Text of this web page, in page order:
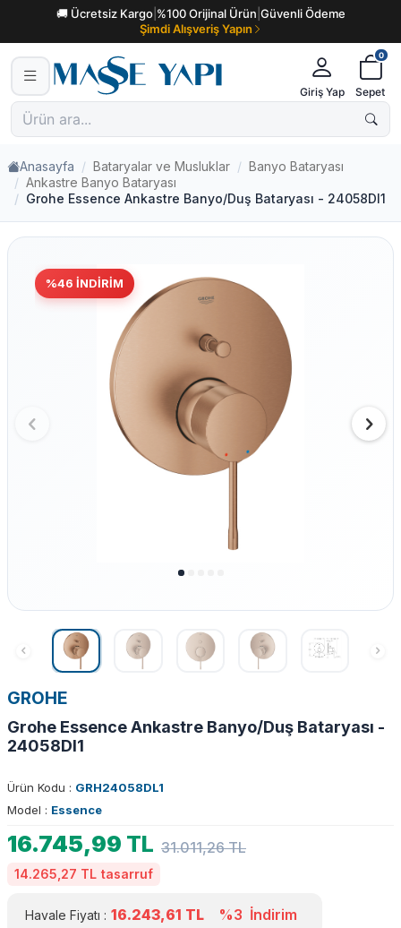
🚚 Ücretsiz Kargo| %100 Orijinal Ürün Güvenli Ödeme
Şimdi Alışveriş Yapın
Giriş Yap
0
Sepet
Anasayfa Bataryalar ve Musluklar
Banyo Bataryası
Ankastre Banyo Bataryası
Grohe Essence Ankastre Banyo/Duş Bataryası - 24058Dl1
%46 İNDIRIM
GROHE
Grohe Essence Ankastre Banyo/Duş Bataryası -
24058Dl1
Ürün Kodu : GRH24058DL1
Model : Essence
16.745,99 TL 31.011,26TL
14.265,27 TL tasarruf
Havale Fiyatı : 16.243,61 TL %3 İndirim